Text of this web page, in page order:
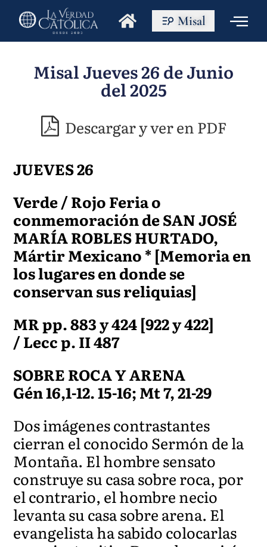
Misal
Misal Jueves 26 de Junio
del 2025
Descargar y ver en PDF
JUEVES 26
Verde / Rojo Feria o
conmemoración de SAN JOSÉ
MARÍA ROBLES HURTADO,
Mártir Mexicano * [Memoria en
los lugares en donde se
conservan sus reliquias]
MR pp. 883 y 424 [922 y 422]
/ Lecc p. II 487
SOBRE ROCA Y ARENA
Gén 16,1-12. 15-16; Mt 7, 21-29
Dos imágenes contrastantes
cierran el conocido Sermón de la
Montaña. El hombre sensato
construye su casa sobre roca, por
el contrario, el hombre necio
levanta su casa sobre arena. El
evangelista ha sabido colocarlas